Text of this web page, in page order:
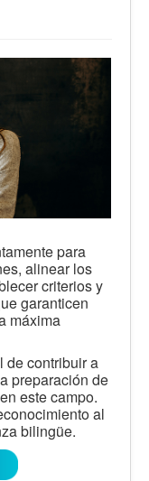
para
alinear los
criterios y
garanticen
máxima
de contribuir a
preparación de
este campo.
al
bilingüe.